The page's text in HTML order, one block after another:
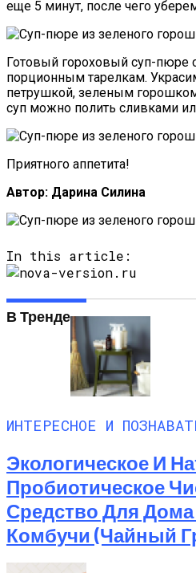
еще 5 минут, после чего
Готовый гороховый суп-пюре
порционным тарелкам.
петрушкой, зеленым
суп можно полить сливками
Приятного аппетита!
Автор: Дарина Силина
In this article:
В Тренде
ИНТЕРЕСНОЕ И
Экологическое И
Пробиотическое
Средство Для
Комбучи (чайный